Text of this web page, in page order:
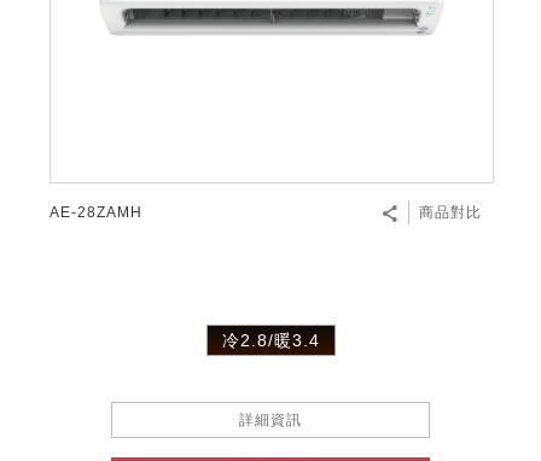
AE-28ZAMH 商品對比
冷2.8/暖3.4
詳細資訊